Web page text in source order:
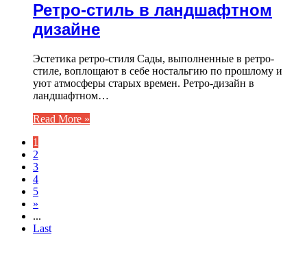
Ретро-стиль в ландшафтном
дизайне
Эстетика ретро-стиля Сады, выполненные в ретро-
стиле, воплощают в себе ностальгию по прошлому и
уют атмосферы старых времен. Ретро-дизайн в
ландшафтном…
Read More »
1
2
3
4
5
»
...
Last